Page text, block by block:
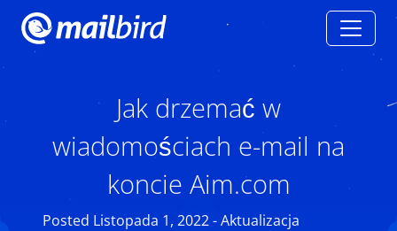
Jak drzemać w
wiadomościach e-mail na
koncie Aim.com
Posted Listopada 1, 2022 - Aktualizacja